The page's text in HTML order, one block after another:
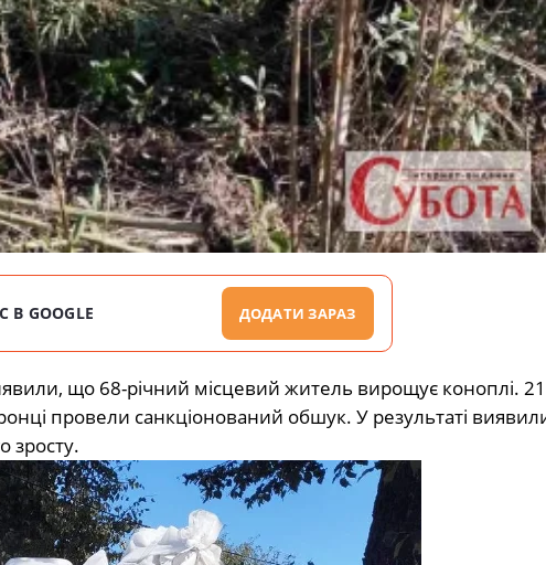
GOOGLE ДОДАТИ ЗАРАЗ
що 68-річний місцевий житель вирощує коноплі. 21
провели санкціонований обшук. У результаті
зросту.